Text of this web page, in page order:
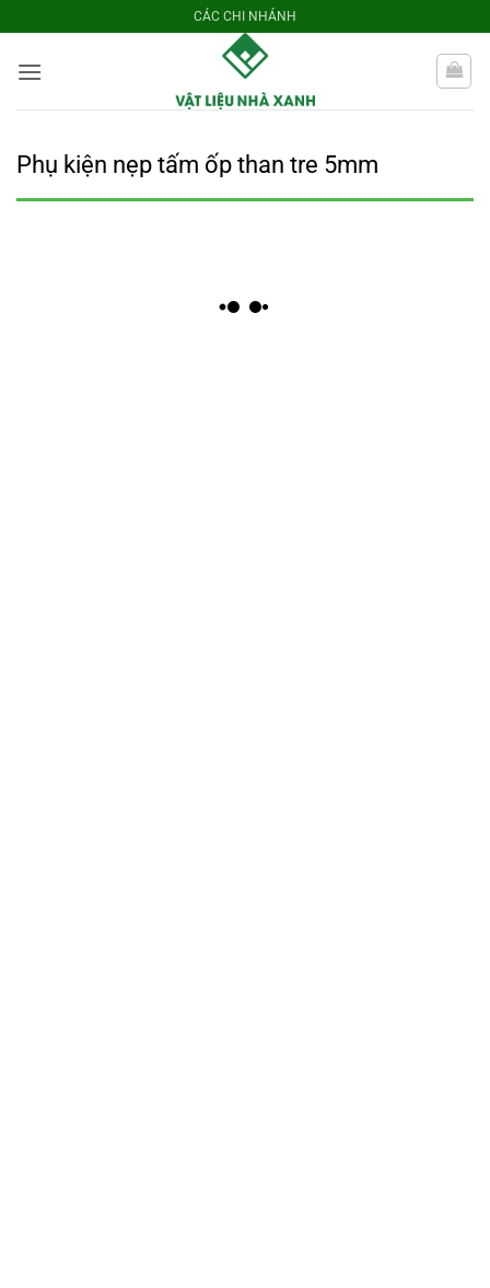
qua
nội
CÁC CHI NHÁNH
Phụ kiện nẹp tấm ốp than tre 5mm